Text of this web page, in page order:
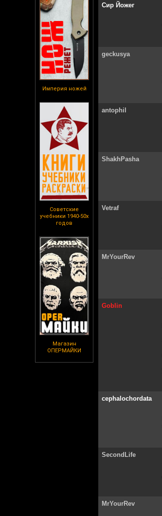
Империя ножей
Советские
учебники 1940-50х
годов
Магазин
ОПЕРМАЙКИ
Сир Йожег
geckusya
antophil
ShakhPasha
Vetraf
MrYourRev
Goblin
cephalochordata
SecondLife
MrYourRev